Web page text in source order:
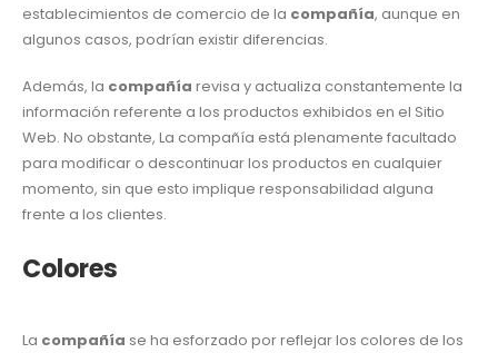
establecimientos de comercio de la compañía, aunque en
algunos casos, podrían existir diferencias.
Además, la compañía revisa y actualiza constantemente la
información referente a los productos exhibidos en el Sitio
Web. No obstante, La compañía está plenamente facultado
para modificar o descontinuar los productos en cualquier
momento, sin que esto implique responsabilidad alguna
frente a los clientes.
Colores
La compañía se ha esforzado por reflejar los colores de los